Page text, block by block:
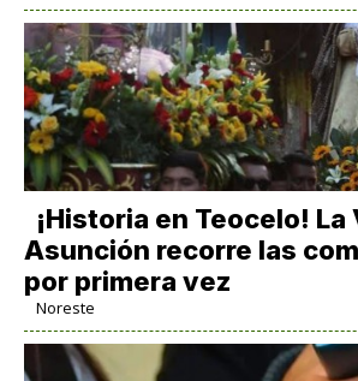
​¡Historia en Teocelo! La
Asunción recorre las
por primera vez
Noreste